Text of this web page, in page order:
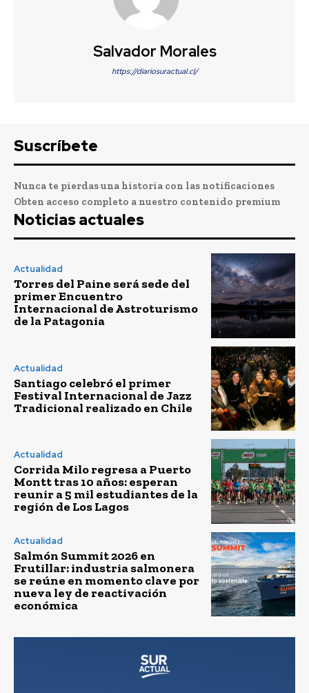
Salvador Morales
https://diariosuractual.cl/
Suscríbete
Nunca te pierdas una historia con las notificaciones
Obten acceso completo a nuestro contenido premium
Noticias actuales
Actualidad
Torres del Paine será sede del
primer Encuentro
Internacional de Astroturismo
de la Patagonia
Actualidad
Santiago celebró el primer
Festival Internacional de Jazz
Tradicional realizado en Chile
Actualidad
Corrida Milo regresa a Puerto
Montt tras 10 años: esperan
reunir a 5 mil estudiantes de la
región de Los Lagos
Actualidad
Salmón Summit 2026 en
Frutillar: industria salmonera
se reúne en momento clave por
nueva ley de reactivación
económica